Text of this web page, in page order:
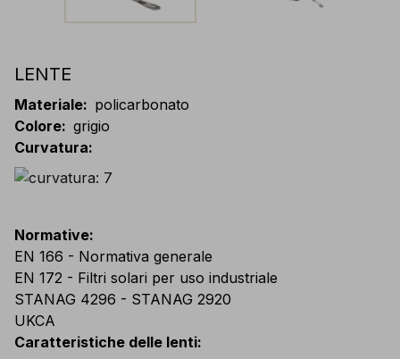
LENTE
Materiale: policarbonato
Colore: grigio
Curvatura:
Normative:
EN 166 - Normativa generale
EN 172 - Filtri solari per uso industriale
STANAG 4296 - STANAG 2920
UKCA
Caratteristiche delle lenti: